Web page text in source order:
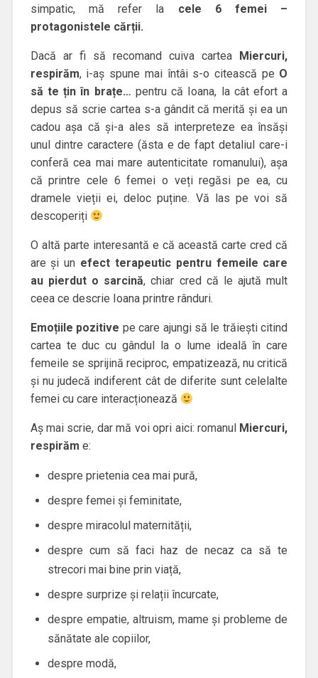
simpatic, mă refer la cele 6 femei –
protagonistele cărții.
Dacă ar fi să recomand cuiva cartea Miercuri,
respirăm, i-aș spune mai întâi s-o citească pe O
să te țin în brațe… pentru că Ioana, la cât efort a
depus să scrie cartea s-a gândit că merită și ea un
cadou așa că și-a ales să interpreteze ea însăși
unul dintre caractere (ăsta e de fapt detaliul care-i
conferă cea mai mare autenticitate romanului), așa
că printre cele 6 femei o veți regăsi pe ea, cu
dramele vieții ei, deloc puține. Vă las pe voi să
descoperiți
O altă parte interesantă e că această carte cred că
are și un efect terapeutic pentru femeile care
au pierdut o sarcină, chiar cred că le ajută mult
ceea ce descrie Ioana printre rânduri.
Emoțiile pozitive pe care ajungi să le trăiești citind
cartea te duc cu gândul la o lume ideală în care
femeile se sprijină reciproc, empatizează, nu critică
și nu judecă indiferent cât de diferite sunt celelalte
femei cu care interacționează
Aș mai scrie, dar mă voi opri aici: romanul Miercuri,
respirăm e:
despre prietenia cea mai pură,
despre femei și feminitate,
despre miracolul maternității,
despre cum să faci haz de necaz ca să te
strecori mai bine prin viață,
despre surprize și relații încurcate,
despre empatie, altruism, mame și probleme de
sănătate ale copiilor,
despre modă,